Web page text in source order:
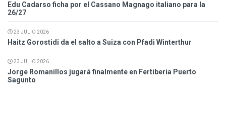
Edu Cadarso ficha por el Cassano Magnago italiano para la
26/27
23 JULIO 2026
Haitz Gorostidi da el salto a Suiza con Pfadi Winterthur
23 JULIO 2026
Jorge Romanillos jugará finalmente en Fertiberia Puerto
Sagunto